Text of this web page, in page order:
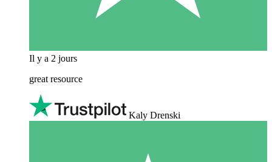
Il y a 2 jours
great resource
Kaly Drenski